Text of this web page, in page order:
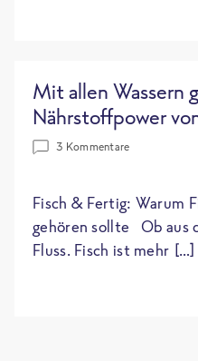
Mit allen Wassern
Nährstoffpower
3 Kommentare
Fisch & Fertig: Warum
gehören sollte Ob aus
Fluss. Fisch ist mehr […]